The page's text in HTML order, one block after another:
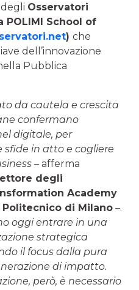
Osservatori
School of
) che
dell’innovazione
Pubblica
da cautela e crescita
confermano
digitale, per
sfide in atto e cogliere
– afferma
degli
Academy
di Milano –.
oggi entrare in una
strategica
il focus dalla pura
di impatto.
però, è necessario